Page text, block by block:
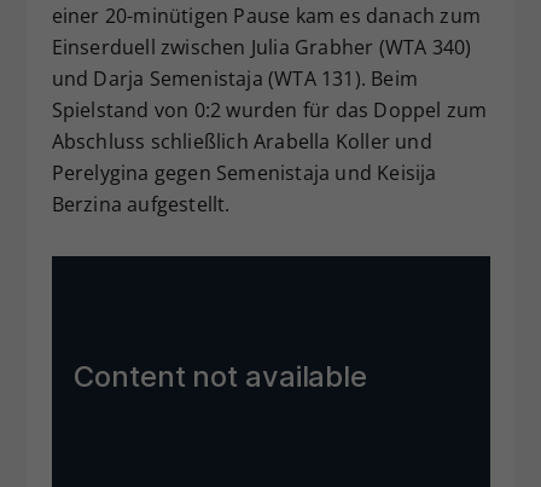
einer 20-minütigen Pause kam es danach zum
Einserduell zwischen Julia Grabher (WTA 340)
und Darja Semenistaja (WTA 131). Beim
Spielstand von 0:2 wurden für das Doppel zum
Abschluss schließlich Arabella Koller und
Perelygina gegen Semenistaja und Keisija
Berzina aufgestellt.